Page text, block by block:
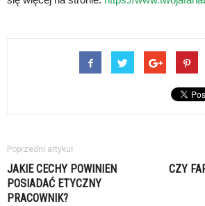
Poprzedni artykuł
JAKIE CECHY POWINIEN
POSIADAĆ ETYCZNY
PRACOWNIK?
CZY